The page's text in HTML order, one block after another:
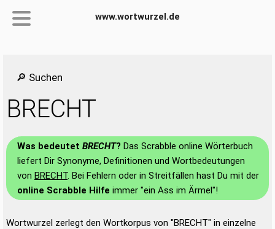
www.wortwurzel.de
🔎 Suchen
BRECHT
Was bedeutet BRECHT? Das Scrabble online Wörterbuch
liefert Dir Synonyme, Definitionen und Wortbedeutungen
von BRECHT. Bei Fehlern oder in Streitfällen hast Du mit der
online Scrabble Hilfe immer "ein Ass im Ärmel"!
Wortwurzel zerlegt den Wortkorpus von "BRECHT" in einzelne